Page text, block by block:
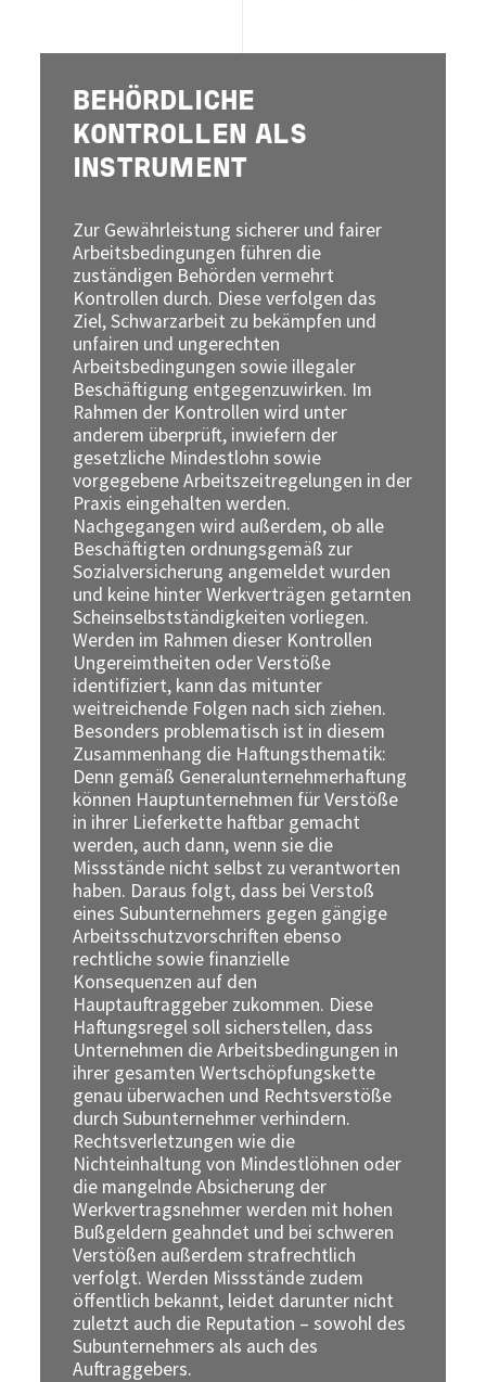
BEHÖRDLICHE
KONTROLLEN ALS
INSTRUMENT
Zur Gewährleistung sicherer und fairer
Arbeitsbedingungen führen die
zuständigen Behörden vermehrt
Kontrollen durch. Diese verfolgen das
Ziel, Schwarzarbeit zu bekämpfen und
unfairen und ungerechten
Arbeitsbedingungen sowie illegaler
Beschäftigung entgegenzuwirken. Im
Rahmen der Kontrollen wird unter
anderem überprüft, inwiefern der
gesetzliche Mindestlohn sowie
vorgegebene Arbeitszeitregelungen in der
Praxis eingehalten werden.
Nachgegangen wird außerdem, ob alle
Beschäftigten ordnungsgemäß zur
Sozialversicherung angemeldet wurden
und keine hinter Werkverträgen getarnten
Scheinselbstständigkeiten vorliegen.
Werden im Rahmen dieser Kontrollen
Ungereimtheiten oder Verstöße
identifiziert, kann das mitunter
weitreichende Folgen nach sich ziehen.
Besonders problematisch ist in diesem
Zusammenhang die Haftungsthematik:
Denn gemäß Generalunternehmerhaftung
können Hauptunternehmen für Verstöße
in ihrer Lieferkette haftbar gemacht
werden, auch dann, wenn sie die
Missstände nicht selbst zu verantworten
haben. Daraus folgt, dass bei Verstoß
eines Subunternehmers gegen gängige
Arbeitsschutzvorschriften ebenso
rechtliche sowie finanzielle
Konsequenzen auf den
Hauptauftraggeber zukommen. Diese
Haftungsregel soll sicherstellen, dass
Unternehmen die Arbeitsbedingungen in
ihrer gesamten Wertschöpfungskette
genau überwachen und Rechtsverstöße
durch Subunternehmer verhindern.
Rechtsverletzungen wie die
Nichteinhaltung von Mindestlöhnen oder
die mangelnde Absicherung der
Werkvertragsnehmer werden mit hohen
Bußgeldern geahndet und bei schweren
Verstößen außerdem strafrechtlich
verfolgt. Werden Missstände zudem
öffentlich bekannt, leidet darunter nicht
zuletzt auch die Reputation – sowohl des
Subunternehmers als auch des
Auftraggebers.